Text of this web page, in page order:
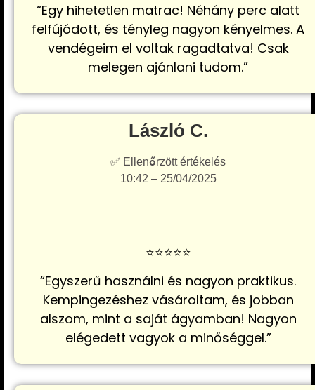
“Egy hihetetlen matrac! Néhány perc alatt
felfújódott, és tényleg nagyon kényelmes. A
vendégeim el voltak ragadtatva! Csak
melegen ajánlani tudom.”
László C.
✅ Ellenőrzött értékelés
10:42 – 25/04/2025
⭐️⭐️⭐️⭐️⭐️
“Egyszerű használni és nagyon praktikus.
Kempingezéshez vásároltam, és jobban
alszom, mint a saját ágyamban! Nagyon
elégedett vagyok a minőséggel.”